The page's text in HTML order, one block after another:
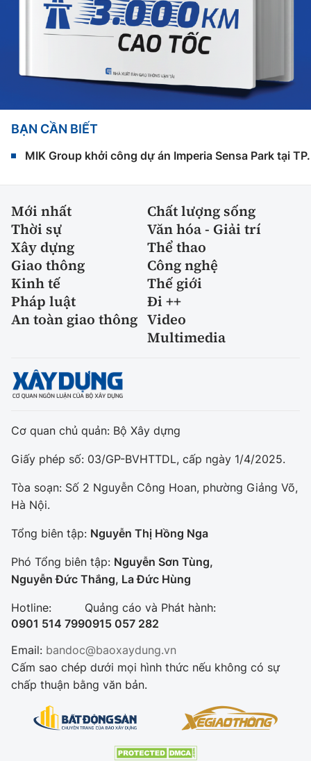
BẠN CẦN BIẾT
MIK Group khởi công dự án Imperia Sensa Park tại
Mới nhất
Chất lượng sống
Thời sự
Văn hóa - Giải trí
Xây dựng
Thể thao
Giao thông
Công nghệ
Kinh tế
Thế giới
Pháp luật
Đi ++
An toàn giao thông Video
Multimedia
Cơ quan chủ quản: Bộ Xây dựng
Giấy phép số: 03/GP-BVHTTDL, cấp ngày 1/4/2025.
Tòa soạn: Số 2 Nguyễn Công Hoan, phường Giảng Võ,
Hà Nội.
Tổng biên tập: Nguyễn Thị Hồng Nga
Phó Tổng biên tập: Nguyễn Sơn Tùng,
Nguyễn Đức Thắng, La Đức Hùng
Hotline:
0901 514 799
Quảng cáo và Phát hành:
0915 057 282
Email: bandoc@baoxaydung.vn
Cấm sao chép dưới mọi hình thức nếu không có sự
chấp thuận bằng văn bản.